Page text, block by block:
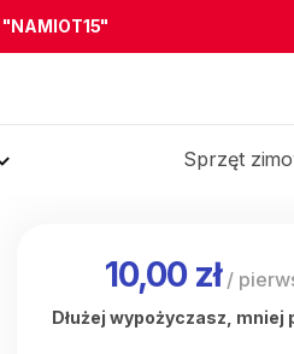
"NAMIOT15"
Sprzęt
10,00 zł/
Dłużej wypożyczasz, mniej